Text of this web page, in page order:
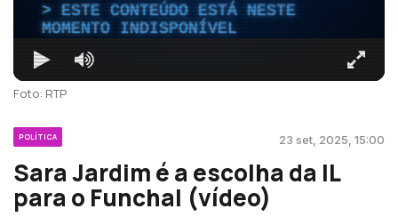
ESTE CONTEÚDO ESTÁ NESTE
MOMENTO INDISPONÍVEL
Foto: RTP
POLÍTICA 23 set, 2025, 15:00
Sara Jardim é a escolha da IL
para o Funchal (vídeo)